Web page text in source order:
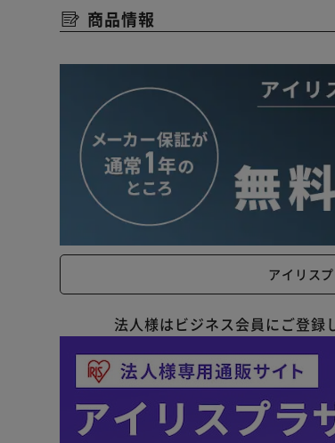
商品情報
アイリス
法人様はビジネス会員にご登録